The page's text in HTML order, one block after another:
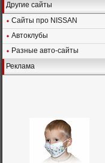
Другие сайты
Сайты про NISSAN
Автоклубы
Разные авто-сайты
Реклама